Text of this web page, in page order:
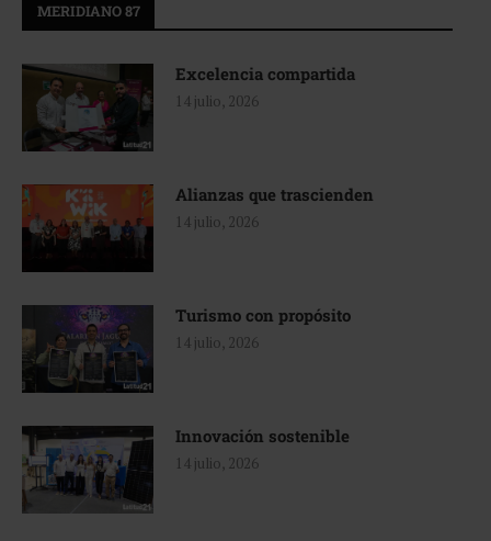
MERIDIANO 87
Excelencia compartida
14 julio, 2026
Alianzas que trascienden
14 julio, 2026
Turismo con propósito
14 julio, 2026
Innovación sostenible
14 julio, 2026